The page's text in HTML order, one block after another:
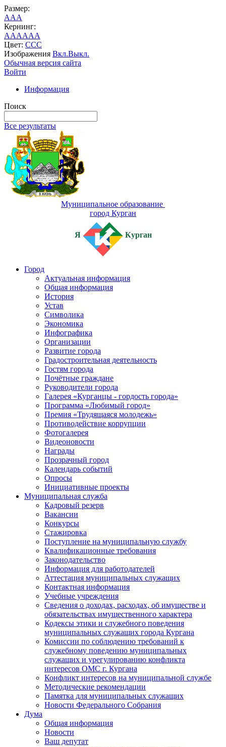
Размер:
AAA
Кернинг:
AAAAAA
Цвет: CCC
Изображения Вкл.Выкл.
Обычная версия сайта
Войти
Информация
Поиск
Все результаты
Муниципальное образование
город Курган
Я Курган
Город
Актуальная информация
Общая информация
История
Устав
Символика
Экономика
Инфографика
Организации
Развитие города
Градостроительная деятельность
Гостям города
Почётные граждане
Руководители города
Галерея «Курганцы - гордость города»
Программа «Любимый город»
Премия «Трудящаяся молодежь»
Противодействие коррупции
Фотогалерея
Видеоновости
Награды
Прозрачный город
Календарь событий
Опросы
Инициативные проекты
Муниципальная служба
Кадровый резерв
Вакансии
Конкурсы
Стажировка
Поступление на муниципальную службу
Квалификационные требования
Законодательство
Информация для работодателей
Аттестация муниципальных служащих
Контактная информация
Учебные учреждения
Сведения о доходах, расходах, об имуществе и
обязательствах имущественного характера
Кодексы этики и служебного поведения
муниципальных служащих города Кургана
Комиссии по соблюдению требований к
служебному поведению муниципальных
служащих и урегулированию конфликта
интересов ОМС г. Кургана
Конфликт интересов на муниципальной службе
Методические рекомендации
Памятка для муниципальных служащих
Новости Федерального Cобрания
Дума
Общая информация
Новости
Ваш депутат